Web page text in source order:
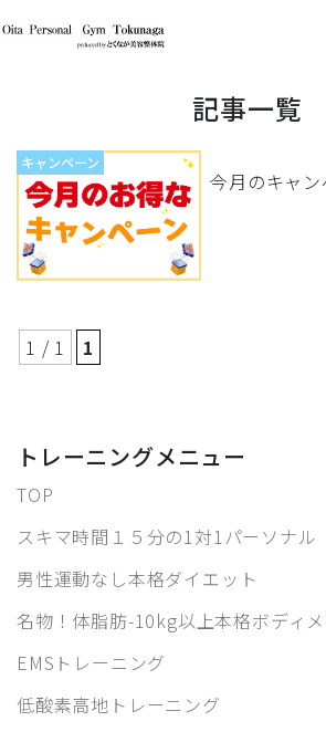
記事一覧
キャンペーン
今月のキャン
1 / 1 1
トレーニングメニュー
TOP
スキマ時間１５分の1対1パーソナル
男性運動なし本格ダイエット
名物！体脂肪-10kg以上本格ボディ
EMSトレーニング
低酸素高地トレーニング